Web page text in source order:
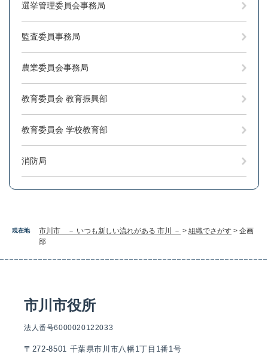
現在地 市川市 － いつも新しい流れがある 市川 － > 組織でさがす > 企画
部
選挙管理委員会事務局
監査委員事務局
農業委員会事務局
教育委員会 教育振興部
教育委員会 学校教育部
消防局
市川市役所
法人番号6000020122033
〒272-8501 千葉県市川市八幡1丁目1番1号